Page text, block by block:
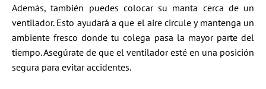
Además, también puedes colocar su manta cerca de un
ventilador. Esto ayudará a que el aire circule y mantenga un
ambiente fresco donde tu colega pasa la mayor parte del
tiempo. Asegúrate de que el ventilador esté en una posición
segura para evitar accidentes.